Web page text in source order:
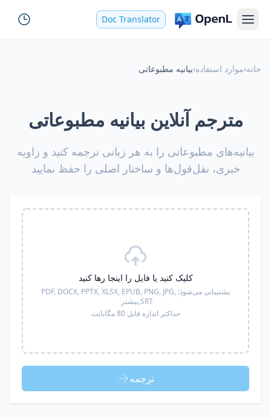
Doc Translator
خانه›موارد استفاده›بیانیه مطبوعاتی
مترجم آنلاین بیانیه مطبوعاتی
بیانیه‌های مطبوعاتی را به هر زبانی ترجمه کنید و زاویه
خبری، نقل‌قول‌ها و ساختار اصلی را حفظ نمایید
کلیک کنید یا فایل را اینجا رها کنید
پشتیبانی می‌شود: PDF, DOCX, PPTX, XLSX, EPUB, PNG, JPG,
SRT, بیشتر
حداکثر اندازه فایل 80 مگابایت
ترجمه